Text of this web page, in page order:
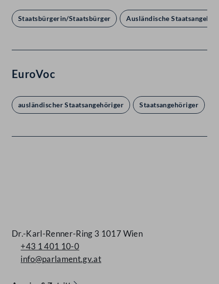
Staatsbürgerin/Staatsbürger Ausländische
EuroVoc
ausländischer Staatsangehöriger Staatsangehöriger
Dr.-Karl-Renner-Ring 3 1017 Wien
+43 1 401 10-0
info@parlament.gv.at